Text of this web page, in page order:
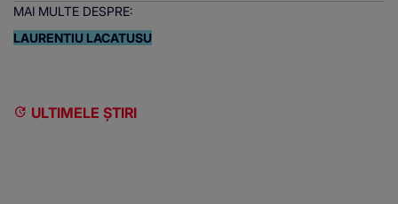
MAI MULTE DESPRE:
LAURENTIU LACATUSU
ULTIMELE ȘTIRI